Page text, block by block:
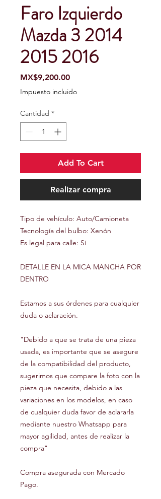
Faro Izquierdo
Mazda 3 2014
2015 2016
MX$9,200.00Precio
Impuesto incluido
Cantidad *
Add To Cart
Realizar compra
Tipo de vehículo: Auto/Camioneta
Tecnología del bulbo: Xenón
Es legal para calle: Sí
DETALLE EN LA MICA MANCHA POR
DENTRO
Estamos a sus órdenes para cualquier
duda o aclaración.
"Debido a que se trata de una pieza
usada, es importante que se asegure
de la compatibilidad del producto,
sugerimos que compare la foto con la
pieza que necesita, debido a las
variaciones en los modelos, en caso
de cualquier duda favor de aclararla
mediante nuestro Whatsapp para
mayor agilidad, antes de realizar la
compra"
Compra asegurada con Mercado
Pago.